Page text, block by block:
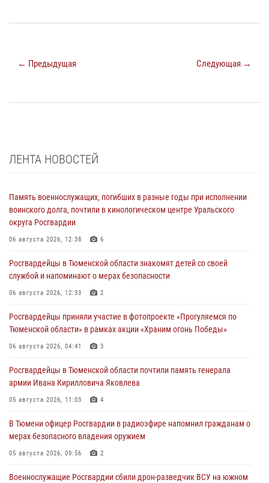
← Предыдущая Следующая →
ЛЕНТА НОВОСТЕЙ
Память военнослужащих, погибших в разные годы при исполнении
воинского долга, почтили в кинологическом центре Уральского
округа Росгвардии
06 августа 2026, 12:38 6
Росгвардейцы в Тюменской области знакомят детей со своей
службой и напоминают о мерах безопасности
06 августа 2026, 12:33 2
Росгвардейцы приняли участие в фотопроекте «Прогуляемся по
Тюменской области» в рамках акции «Храним огонь Победы»
06 августа 2026, 04:41 3
Росгвардейцы в Тюменской области почтили память генерала
армии Ивана Кирилловича Яковлева
05 августа 2026, 11:03 4
В Тюмени офицер Росгвардии в радиоэфире напомнил гражданам о
мерах безопасного владения оружием
05 августа 2026, 09:56 2
Военнослужащие Росгвардии сбили дрон-разведчик ВСУ на южном